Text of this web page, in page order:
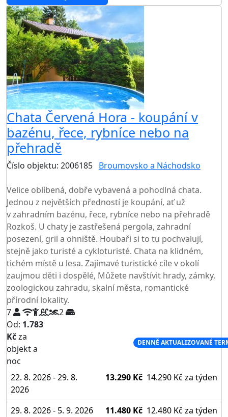
Chata Červená Hora - koupání v
bazénu, řece, rybníce nebo na
přehradě
Číslo objektu: 2006185 Broumovsko a Náchodsko
Velice oblíbená, dobře vybavená a pohodlná chata.
Jednou z největších předností je koupání, ať už
v zahradním bazénu, řece, rybníce nebo na přehradě
Rozkoš. U chaty je zastřešená pergola, zahradní
posezení, gril a ohniště. Houbaři si to tu pochvalují,
stejně jako turisté a cykloturisté. Chata na klidném,
tichém místě u lesa. Zajímavé turistické cíle v okolí
zaujmou děti i dospělé, Můžete navštívit hrady, zámky,
zoologickou zahradu, skalní města, romantické
přírodní lokality.
7
2
Od: 1.783
Kčza
objekt a
noc
DENNĚ AKTUALIZOVANÉ
22. 8. 2026 - 29. 8.
2026
13.290 Kč 14.290 Kč za týden
29. 8. 2026 - 5. 9. 2026 11.480 Kč 12.480 Kč za týden